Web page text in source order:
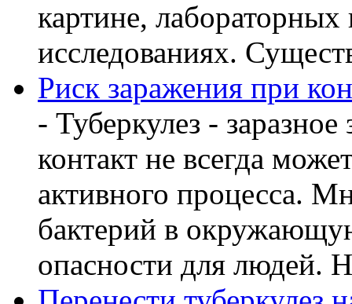
картине, лабораторных
исследованиях.
Риск заражения при
- Туберкулез -
контакт не всегда
активного процесса.
бактерий в
опасности для людей.